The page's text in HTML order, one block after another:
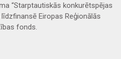
“Starptautiskās konkurētspējas
Eiropas Reģionālās
fonds.